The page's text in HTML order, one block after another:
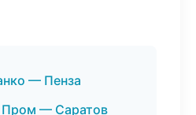
— Пенза
Пром — Саратов